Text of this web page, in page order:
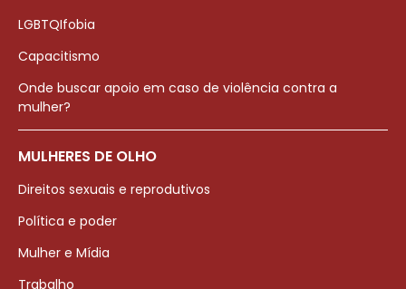
LGBTQIfobia
Capacitismo
Onde buscar apoio em caso de violência contra a
mulher?
MULHERES DE OLHO
Direitos sexuais e reprodutivos
Política e poder
Mulher e Mídia
Trabalho